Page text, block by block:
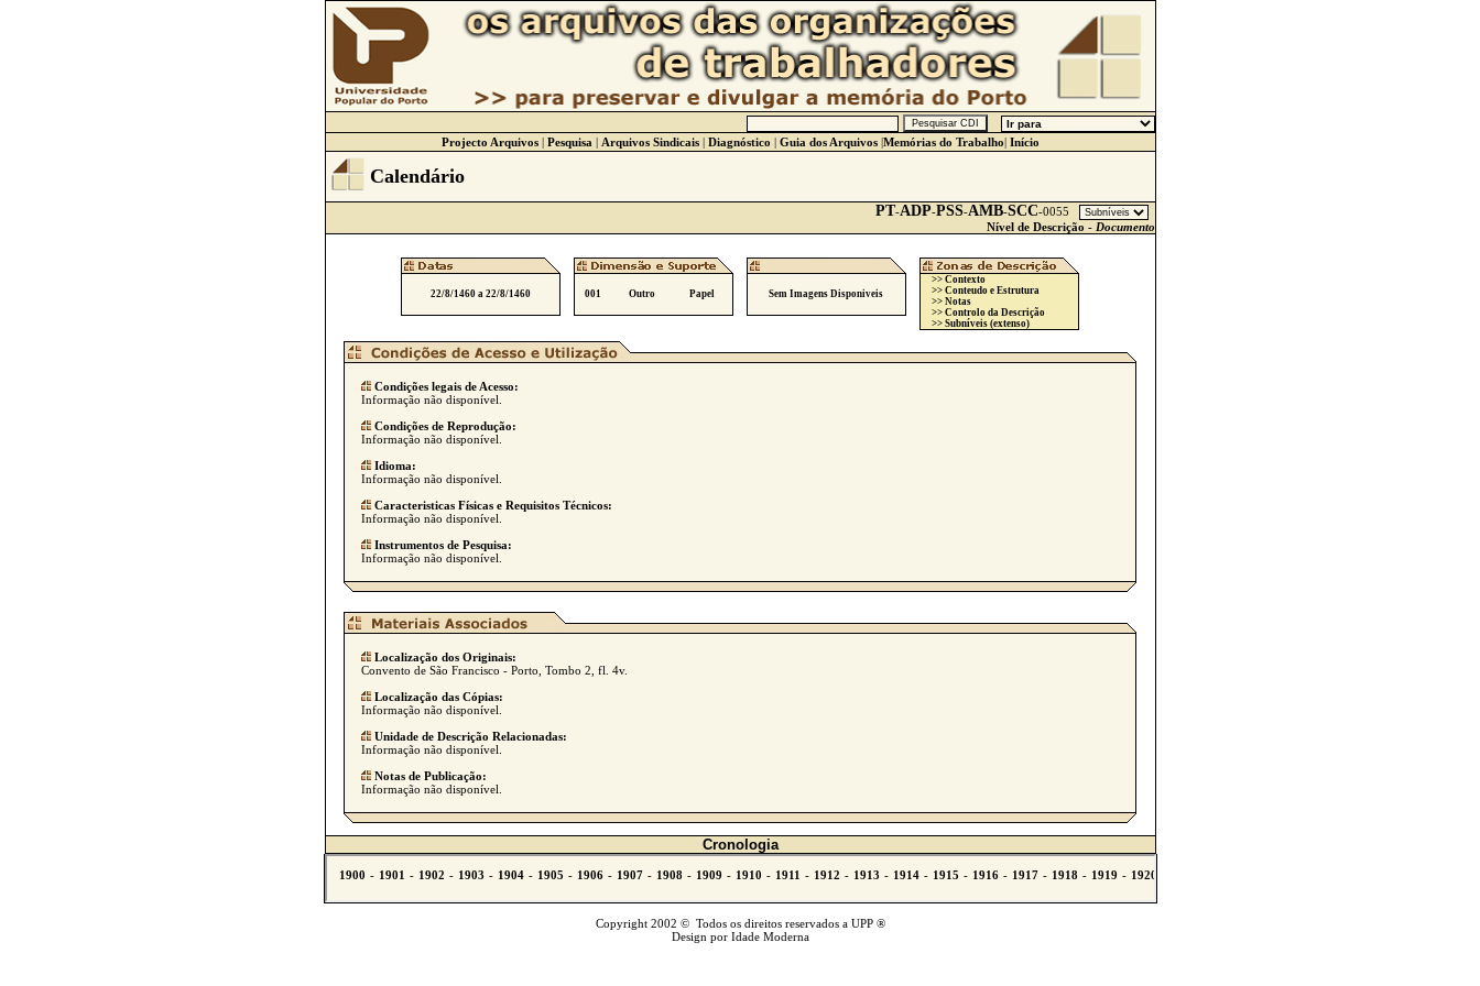
Projecto Arquivos| Pesquisa | Arquivos Sindicais| Diagnóstico | Guia dos Arquivos|Memórias do Trabalho| Início
Calendário
PT-ADP-PSS-AMB-SCC-0055
Nível de Descrição - Documento
22/8/1460 a 22/8/1460 001 Outro Papel Sem Imagens Disponiveis
>> Contexto
>> Conteudo e Estrutura
>> Notas
>> Controlo da Descrição
>> Subníveis (extenso)
Condições legais de Acesso:
Informação não disponível.
Condições de Reprodução:
Informação não disponível.
Idioma:
Informação não disponível.
Caracteristicas Físicas e Requisitos Técnicos:
Informação não disponível.
Instrumentos de Pesquisa:
Informação não disponível.
Localização dos Originais:
Convento de São Francisco - Porto, Tombo 2, fl. 4v.
Localização das Cópias:
Informação não disponível.
Unidade de Descrição Relacionadas:
Informação não disponível.
Notas de Publicação:
Informação não disponível.
Cronologia
Copyright 2002 © Todos os direitos reservados a UPP ®
Design por Idade Moderna